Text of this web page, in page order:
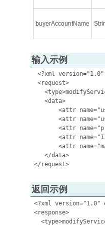
buyerAccountName
输入示例
<?xml
  <request>
    <data>
<attr
<attr
<attr
<attr
<attr
    </data>
返回示例
<?xml version="1.0"
<response>